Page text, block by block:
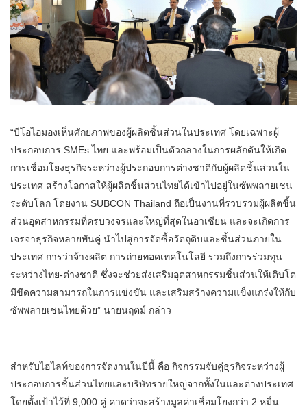
“บีโอไอมองเห็นศักยภาพของผู้ผลิตชิ้นส่วนในประเทศ โดยเฉพาะผู้
ประกอบการ SMEs ไทย และพร้อมเป็นตัวกลางในการผลักดันให้เกิด
การเชื่อมโยงธุรกิจระหว่างผู้ประกอบการต่างชาติกับผู้ผลิตชิ้นส่วนใน
ประเทศ สร้างโอกาสให้ผู้ผลิตชิ้นส่วนไทยได้เข้าไปอยู่ในซัพพลายเชน
ระดับโลก โดยงาน SUBCON Thailand ถือเป็นงานที่รวบรวมผู้ผลิตชิ้น
ส่วนอุตสาหกรรมที่ครบวงจรและใหญ่ที่สุดในอาเซียน และจะเกิดการ
เจรจาธุรกิจหลายพันคู่ นำไปสู่การจัดซื้อวัตถุดิบและชิ้นส่วนภายใน
ประเทศ การว่าจ้างผลิต การถ่ายทอดเทคโนโลยี รวมถึงการร่วมทุน
ระหว่างไทย-ต่างชาติ ซึ่งจะช่วยส่งเสริมอุตสาหกรรมชิ้นส่วนให้เติบโต
มีขีดความสามารถในการแข่งขัน และเสริมสร้างความแข็งแกร่งให้กับ
ซัพพลายเชนไทยด้วย” นายนฤตม์ กล่าว
สำหรับไฮไลท์ของการจัดงานในปีนี้ คือ กิจกรรมจับคู่ธุรกิจระหว่างผู้
ประกอบการชิ้นส่วนไทยและบริษัทรายใหญ่จากทั้งในและต่างประเทศ
โดยตั้งเป้าไว้ที่ 9,000 คู่ คาดว่าจะสร้างมูลค่าเชื่อมโยงกว่า 2 หมื่น